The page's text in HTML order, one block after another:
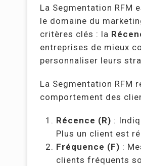
La Segmentation RFM
le domaine du
critères clés : la
entreprises de mieux
personnaliser leurs
La Segmentation RFM
comportement des
Récence (R) :
Plus un client est
Fréquence (F) :
clients fréquents